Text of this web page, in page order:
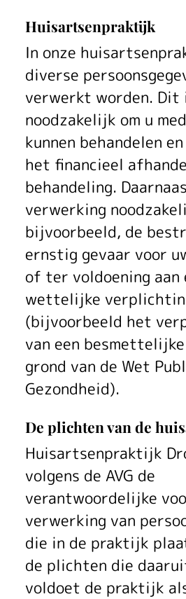
Huisartsenpraktijk
In onze
diverse
verwerkt worden. Dit
noodzakelijk om u
kunnen behandelen
het financieel
behandeling.
verwerking
bijvoorbeeld, de
ernstig gevaar voor
of ter voldoening aan
wettelijke
(bijvoorbeeld het
van een
grond van de Wet
Gezondheid).
De plichten van de
Huisartsenpraktijk
volgens de AVG de
verantwoordelijke
verwerking van
die in de praktijk
de plichten die
voldoet de praktijk